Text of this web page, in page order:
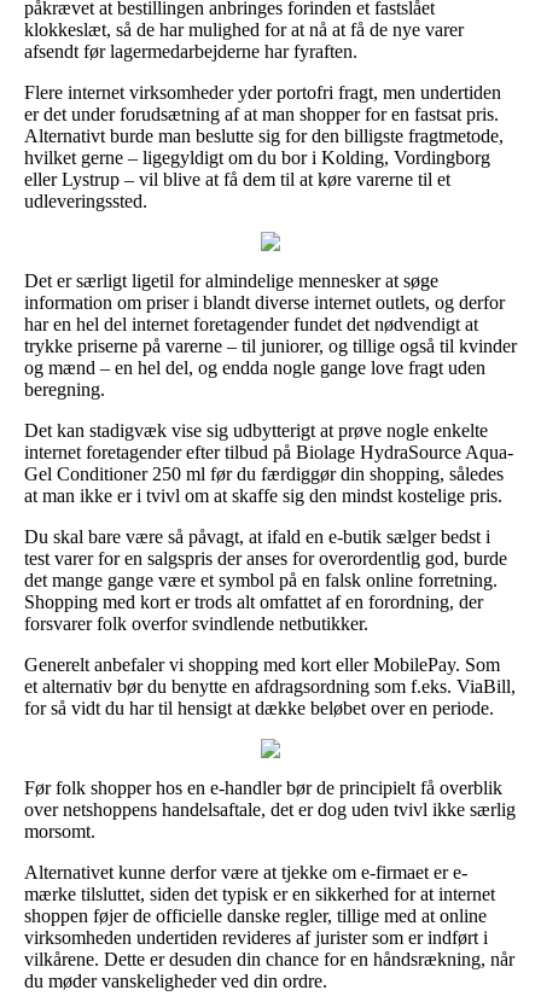
påkrævet at bestillingen anbringes forinden et fastslået
klokkeslæt, så de har mulighed for at nå at få de nye varer
afsendt før lagermedarbejderne har fyraften.
Flere internet virksomheder yder portofri fragt, men undertiden
er det under forudsætning af at man shopper for en fastsat pris.
Alternativt burde man beslutte sig for den billigste fragtmetode,
hvilket gerne – ligegyldigt om du bor i Kolding, Vordingborg
eller Lystrup – vil blive at få dem til at køre varerne til et
udleveringssted.
Det er særligt ligetil for almindelige mennesker at søge
information om priser i blandt diverse internet outlets, og derfor
har en hel del internet foretagender fundet det nødvendigt at
trykke priserne på varerne – til juniorer, og tillige også til kvinder
og mænd – en hel del, og endda nogle gange love fragt uden
beregning.
Det kan stadigvæk vise sig udbytterigt at prøve nogle enkelte
internet foretagender efter tilbud på Biolage HydraSource Aqua-
Gel Conditioner 250 ml før du færdiggør din shopping, således
at man ikke er i tvivl om at skaffe sig den mindst kostelige pris.
Du skal bare være så påvagt, at ifald en e-butik sælger bedst i
test varer for en salgspris der anses for overordentlig god, burde
det mange gange være et symbol på en falsk online forretning.
Shopping med kort er trods alt omfattet af en forordning, der
forsvarer folk overfor svindlende netbutikker.
Generelt anbefaler vi shopping med kort eller MobilePay. Som
et alternativ bør du benytte en afdragsordning som f.eks. ViaBill,
for så vidt du har til hensigt at dække beløbet over en periode.
Før folk shopper hos en e-handler bør de principielt få overblik
over netshoppens handelsaftale, det er dog uden tvivl ikke særlig
morsomt.
Alternativet kunne derfor være at tjekke om e-firmaet er e-
mærke tilsluttet, siden det typisk er en sikkerhed for at internet
shoppen føjer de officielle danske regler, tillige med at online
virksomheden undertiden revideres af jurister som er indført i
vilkårene. Dette er desuden din chance for en håndsrækning, når
du møder vanskeligheder ved din ordre.